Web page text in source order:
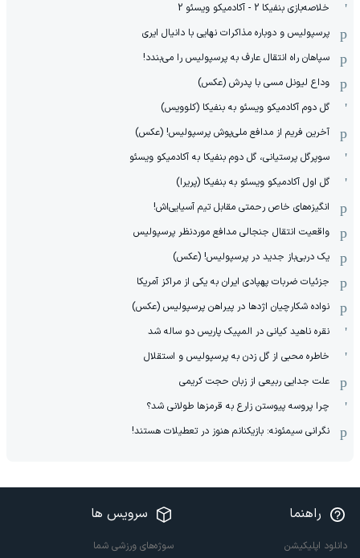
خلاصه‌بازی بنفیکا 2 - آکادمیکو ویسئو 2
پرسپولیس و دوباره مذاکرات نهایی با دانیال ایری
سپاهان راه انتقال عارف به پرسپولیس را می‌بندد!
وداع لیونل مسی با پدرش (عکس)
گل دوم آکادمیکو ویسئو به بنفیکا (کلوویس)
آخرین فریم از مدافع ملی‌پوش پرسپولیس! (عکس)
سوپرگل پرستیانی، گل دوم بنفیکا به آکادمیکو ویسئو
گل اول آکادمیکو ویسئو به بنفیکا (پریرا)
انگیزه‌های خاص رحمتی مقابل تیم‌ آسیایی‌اش!
واقعیت انتقال جنجالی مدافع موردنظر پرسپولیس
یک دربی‌باز جدید در پرسپولیس! (عکس)
جزئیات ضربات پهپادی ایران به یکی از مراکز آمریکا
نواده شکارچیان اژدها در پیراهن پرسپولیس (عکس)
نقره ناهید کیانی در المپیک پاریس دو ساله شد
خاطره محبی از گل زدن به پرسپولیس و استقلال
علت جدایی ربیعی از زبان حجت کریمی
چرا پروسه پیوستن زارع به قرمزها طولانی شد؟
نگرانی سیمئونه: بازیکنانم هنوز در تعطیلات هستند!
راهنما
دانلود اپلیکیشن
سرویس ها
سوژه‌های ورزشی شما